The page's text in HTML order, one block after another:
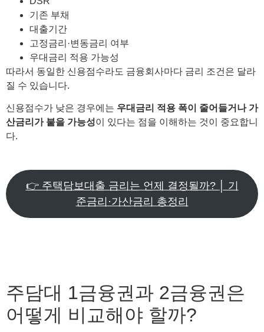
기존 부채
대출기간
고정금리·변동금리 여부
우대금리 적용 가능성
따라서 동일한 신용점수라도 금융회사마다 금리 조건은 달라
질 수 있습니다.
신용점수가 낮은 경우에는 우대금리 적용 폭이 줄어들거나 가
산금리가 붙을 가능성이 있다는 점을 이해하는 것이 중요합니
다.
👉 주택담보대출 금리는 언제 결정될까? │ 기
준금리·가산금리 총정리
주담대 1금융권과 2금융권은
어떻게 비교해야 할까?